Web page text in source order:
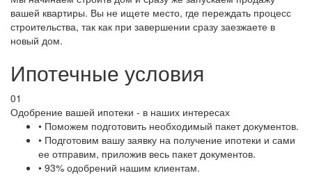
вашей квартиры. Вы не ищете место, где переждать процесс
строительства, так как при завершении сразу заезжаете в
новый дом.
Ипотечные условия
01
Одобрение вашей ипотеки - в наших интересах
• Поможем подготовить необходимый пакет документов.
• Подготовим вашу заявку на получение ипотеки и сами
ее отправим, приложив весь пакет документов.
• 93% одобрений нашим клиентам.